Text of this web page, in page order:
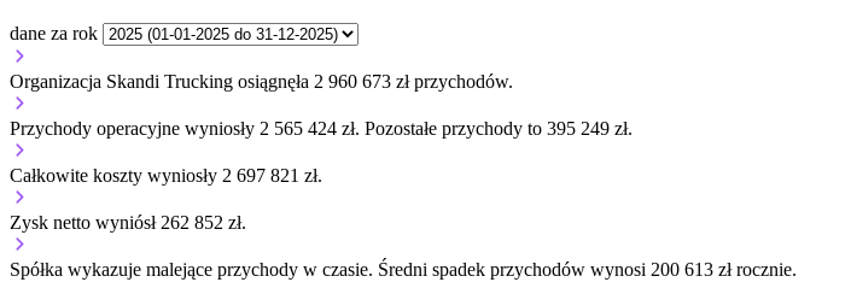
dane za rok
Organizacja Skandi Trucking osiągnęła 2 960 673 zł przychodów.
Przychody operacyjne wyniosły 2 565 424 zł. Pozostałe przychody to 395 249 zł.
Całkowite koszty wyniosły 2 697 821 zł.
Zysk netto wyniósł 262 852 zł.
Spółka wykazuje malejące przychody w czasie. Średni spadek przychodów wynosi 200 613 zł rocznie.